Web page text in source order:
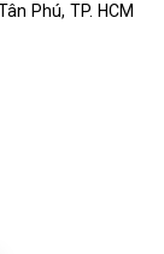
Phú, TP. HCM